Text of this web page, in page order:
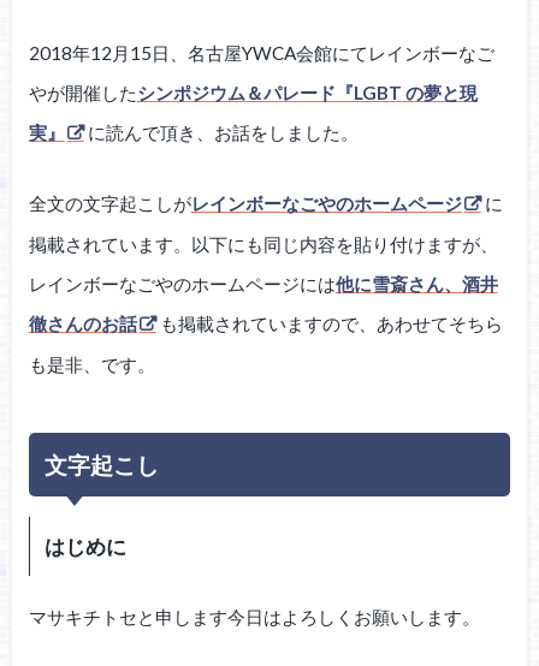
2018年12月15日、名古屋YWCA会館にてレインボーなご
やが開催したシンポジウム＆パレード『LGBT の夢と現
実』
に読んで頂き、お話をしました。
全文の文字起こしがレインボーなごやのホームページ
に
掲載されています。以下にも同じ内容を貼り付けますが、
レインボーなごやのホームページには他に雪斎さん、酒井
徹さんのお話
も掲載されていますので、あわせてそちら
も是非、です。
文字起こし
はじめに
マサキチトセと申します今日はよろしくお願いします。